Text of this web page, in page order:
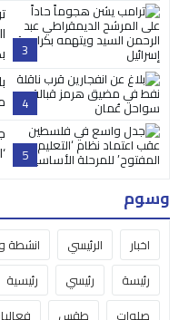
3
4
5
وسوم
اخبار الرئيسي انشطة
رئيسة
رئيسي رئيسية
صلوات
طقس